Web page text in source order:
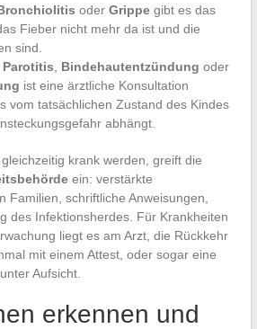
oder Grippegibt es das
Fieber nicht mehr da ist und die
sind.
Parotitis Bindehautentzündung oder
ist eine ärztliche Konsultation
vom tatsächlichen Zustand des Kindes
abhängt.
krank werden, greift die
ein: verstärkte
Familien, schriftliche Anweisungen,
des Infektionsherdes. Für Krankheiten
liegt es am Arzt, die Rückkehr
mit einem Attest, oder sogar eine
Aufsicht.
erkennen und